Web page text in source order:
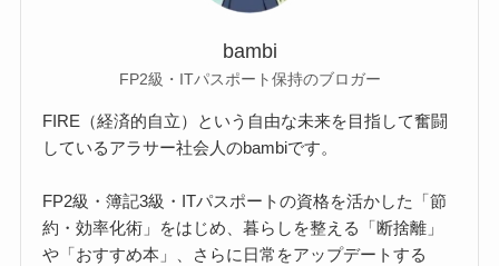
bambi
FP2級・ITパスポート保持のブロガー
FIRE（経済的自立）という自由な未来を目指して奮闘
しているアラサー社会人のbambiです。
FP2級・簿記3級・ITパスポートの資格を活かした「節
約・効率化術」をはじめ、暮らしを整える「断捨離」
や「おすすめ本」、さらに日常をアップデートする